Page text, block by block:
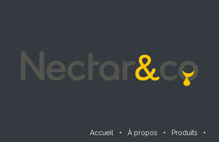
Accueil • À propos • Produits •